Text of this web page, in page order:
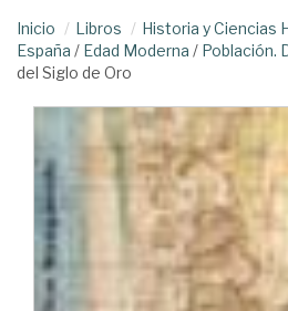
Inicio Libros Historia y Ciencias
España / Edad Moderna / Población.
del Siglo de Oro